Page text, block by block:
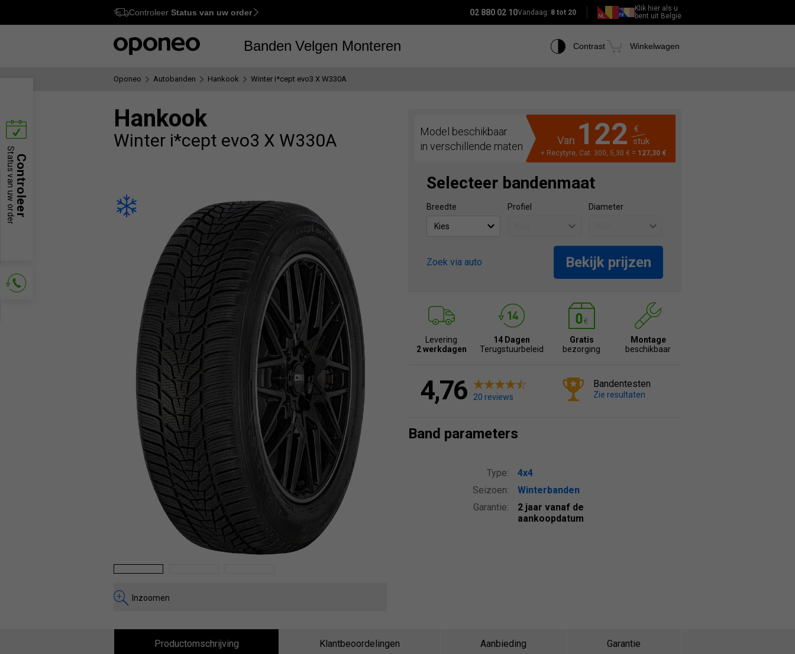
Ctrl M
Controleer Status van uw order 02 880 02 10Vandaag: 8 tot 20
Klik hier als u
bent uit België
Banden Velgen Monteren Contrast Winkelwagen
Oponeo Autobanden Hankook Winter i*cept evo3 X W330A
Hankook
Winter i*cept evo3 X W330A
Inzoomen
Model beschikbaar
in verschillende maten
Van 122
€
stuk
+ Recytyre, Cat. 300, 5,30 € = 127,30 €
Selecteer bandenmaat
Breedte Profiel Diameter
Zoek via auto Bekijk prijzen
Levering
2 werkdagen
14 Dagen
Terugstuurbeleid
Gratis
bezorging
Montage
beschikbaar
4,76 20 reviews
Bandentesten
Zie resultaten
Band parameters
Type:
4x4
Seizoen:
Winterbanden
Garantie:
2 jaar vanaf de
aankoopdatum
Productomschrijving Klantbeoordelingen Aanbieding Garantie
Controleer
Status van uw order